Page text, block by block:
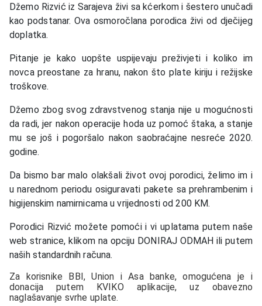
Džemo Rizvić iz Sarajeva živi sa kćerkom i šestero unučadi
kao podstanar. Ova osmoročlana porodica živi od dječijeg
doplatka.
Pitanje je kako uopšte uspijevaju preživjeti i koliko im
novca preostane za hranu, nakon što plate kiriju i režijske
troškove.
Džemo zbog svog zdravstvenog stanja nije u mogućnosti
da radi, jer nakon operacije hoda uz pomoć štaka, a stanje
mu se još i pogoršalo nakon saobraćajne nesreće 2020.
godine.
Da bismo bar malo olakšali život ovoj porodici, želimo im i
u narednom periodu osiguravati pakete sa prehrambenim i
higijenskim namirnicama u vrijednosti od 200 KM.
Porodici Rizvić možete pomoći i vi uplatama putem naše
web stranice, klikom na opciju DONIRAJ ODMAH ili putem
naših standardnih računa.
Za korisnike BBI, Union i Asa banke, omogućena je i
donacija putem KVIKO aplikacije, uz obavezno
naglašavanje svrhe uplate.